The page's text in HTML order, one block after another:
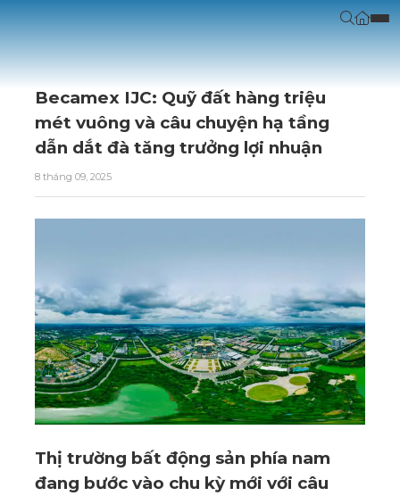
Becamex IJC: Quỹ đất hàng triệu
mét vuông và câu chuyện hạ tầng
dẫn dắt đà tăng trưởng lợi nhuận
8 tháng 09, 2025
Thị trường bất động sản phía nam
đang bước vào chu kỳ mới với câu